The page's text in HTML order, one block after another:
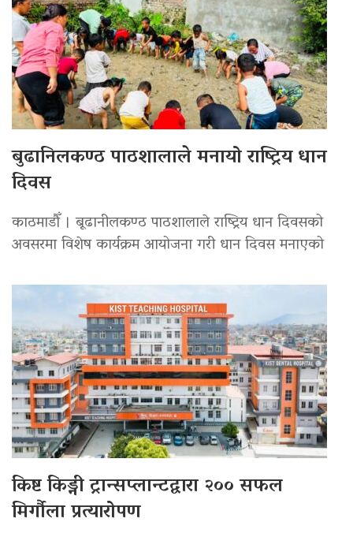
बुढानिलकण्ठ पाठशालाले मनायो राष्ट्रिय धान
दिवस
काठमाडौँ । बूढानीलकण्ठ पाठशालाले राष्ट्रिय धान दिवसको
अवसरमा विशेष कार्यक्रम आयोजना गरी धान दिवस मनाएको
किष्ट किड्नी ट्रान्सप्लान्टद्वारा २०० सफल
मिर्गौला प्रत्यारोपण